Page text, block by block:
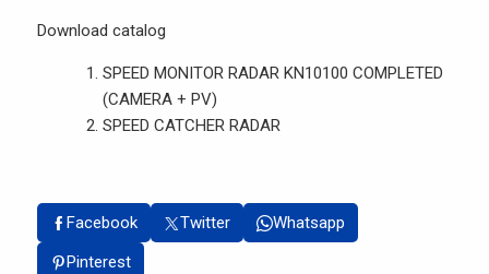
Download catalog
SPEED MONITOR RADAR KN10100 COMPLETED
(CAMERA + PV)
SPEED CATCHER RADAR
Facebook Twitter
Whatsapp
Pinterest